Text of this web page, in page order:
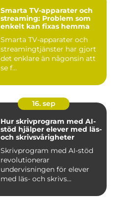
Smarta TV-apparater och
streaming: Problem som
enkelt kan fixas hemma
Smarta TV-apparater och
streamingtjänster har gjort
det enklare än någonsin att
se f...
16. sep
Hur skrivprogram med AI-
stöd hjälper elever med läs-
och skrivsvårigheter
Skrivprogram med AI-stöd
revolutionerar
undervisningen för elever
med läs- och skrivs...